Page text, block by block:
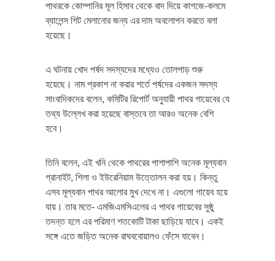
পাথরকে কোম্পানির মূল হিসাব থেকে বাদ দিয়ে কাগজে-কলমে
ব্যালেন্স শিট মেলানোর জন্য এর দাম অবলোপন করতে বলা
হয়েছে।
এ ঘটনায় খোদ পর্ষদ সদস্যদের মধ্যেও তোলপাড় শুরু
হয়েছে। নাম প্রকাশ না করার শর্তে পর্ষদের একজন সদস্য
সাংবাদিকদের বলেন, কমিটির রিপোর্ট অনুযায়ী পাথর গায়েবের যে
তথ্য উল্লেখ করা হয়েছে বাস্তবে তা আরও অনেক বেশি
হবে।
তিনি বলেন, এই খনি থেকে পাথরের পাশাপাশি অনেক মূল্যবান
গ্রানাইট, শিলা ও ইউরেনিয়াম উত্তোলন করা হয়। কিন্তু
এসব মূল্যবান পাথর আলোর মুখ দেখে না। এগুলো গায়েব হয়ে
যায়। তার মতে- এমজিএমসিএলের এ পাথর গায়েবের সুষ্ঠু
তদন্ত হলে এর পরিমাণ শতকোটি টাকা ছাড়িয়ে যাবে। একই
সঙ্গে এতে জড়িত অনেক রাঘববোয়ালও ফেঁসে যাবেন।